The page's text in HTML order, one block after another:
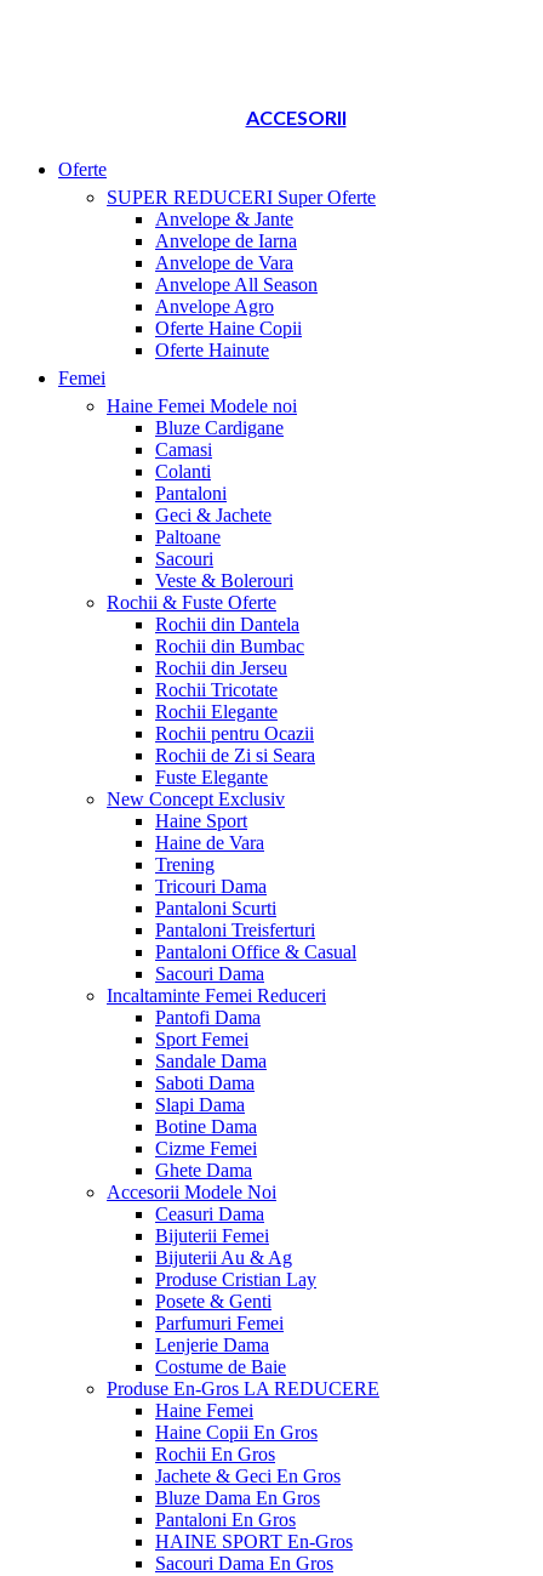
ACCESORII
Oferte
SUPER REDUCERI Super Oferte
Anvelope & Jante
Anvelope de Iarna
Anvelope de Vara
Anvelope All Season
Anvelope Agro
Oferte Haine Copii
Oferte Hainute
Femei
Haine Femei Modele noi
Bluze Cardigane
Camasi
Colanti
Pantaloni
Geci & Jachete
Paltoane
Sacouri
Veste & Bolerouri
Rochii & Fuste Oferte
Rochii din Dantela
Rochii din Bumbac
Rochii din Jerseu
Rochii Tricotate
Rochii Elegante
Rochii pentru Ocazii
Rochii de Zi si Seara
Fuste Elegante
New Concept Exclusiv
Haine Sport
Haine de Vara
Trening
Tricouri Dama
Pantaloni Scurti
Pantaloni Treisferturi
Pantaloni Office & Casual
Sacouri Dama
Incaltaminte Femei Reduceri
Pantofi Dama
Sport Femei
Sandale Dama
Saboti Dama
Slapi Dama
Botine Dama
Cizme Femei
Ghete Dama
Accesorii Modele Noi
Ceasuri Dama
Bijuterii Femei
Bijuterii Au & Ag
Produse Cristian Lay
Posete & Genti
Parfumuri Femei
Lenjerie Dama
Costume de Baie
Produse En-Gros LA REDUCERE
Haine Femei
Haine Copii En Gros
Rochii En Gros
Jachete & Geci En Gros
Bluze Dama En Gros
Pantaloni En Gros
HAINE SPORT En-Gros
Sacouri Dama En Gros